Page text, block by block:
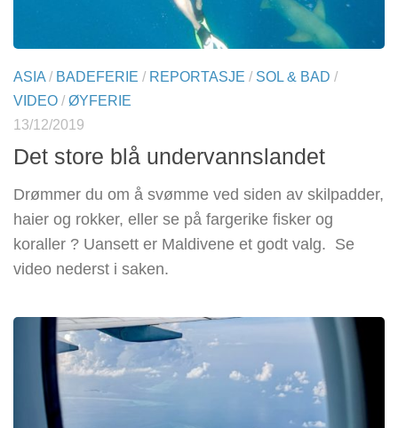
ASIA / BADEFERIE / REPORTASJE / SOL & BAD /
VIDEO / ØYFERIE
13/12/2019
Det store blå undervannslandet
Drømmer du om å svømme ved siden av skilpadder,
haier og rokker, eller se på fargerike fisker og
koraller ? Uansett er Maldivene et godt valg. Se
video nederst i saken.